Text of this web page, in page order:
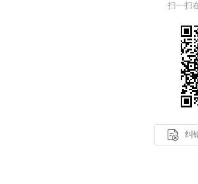
扫一扫
 纠